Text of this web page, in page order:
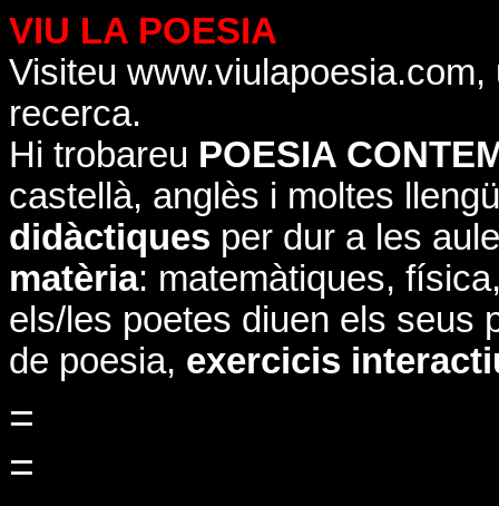
VIU LA POESIA
Visiteu www.viulapoesia.com,
recerca.
Hi trobareu POESIA
castellà, anglès i moltes
didàctiques per dur a les
matèria: matemàtiques,
els/les poetes diuen els seus
de poesia, exercicis
=
=